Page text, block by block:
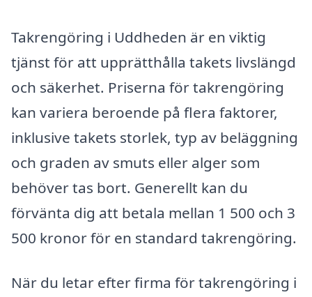
Takrengöring i Uddheden är en viktig
tjänst för att upprätthålla takets livslängd
och säkerhet. Priserna för takrengöring
kan variera beroende på flera faktorer,
inklusive takets storlek, typ av beläggning
och graden av smuts eller alger som
behöver tas bort. Generellt kan du
förvänta dig att betala mellan 1 500 och 3
500 kronor för en standard takrengöring.
När du letar efter firma för takrengöring i